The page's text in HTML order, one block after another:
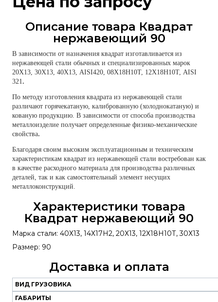
Описание товара Квадрат
нержавеющий 90
В зависимости от назначения квадрат изготавливается из
нержавеющей стали обычных и специализированных марок
20Х13, 30Х13, 40Х13, AISI420, 08Х18Н10Т, 12Х18Н10Т, AISI
321.
По методу изготовления квадрата из нержавеющей стали
различают горячекатаную, калиброванную (холоднокатаную) и
кованую продукцию. В зависимости от способа производства
металлоизделие получает определенные физико-механические
свойства.
Благодаря своим высоким эксплуатационным и техническим
характеристикам квадрат из нержавеющей стали востребован как
в качестве расходного материала для производства различных
деталей, так и как самостоятельный элемент несущих
металлоконструкций.
Характеристики товара
Квадрат нержавеющий 90
Марка стали: 40Х13, 14Х17Н2, 20Х13, 12Х18Н10Т, 30Х13
Размер: 90
Доставка и оплата
Наш
транспорт
ВИД ГРУЗОВИКА
ГАБАРИТЫ